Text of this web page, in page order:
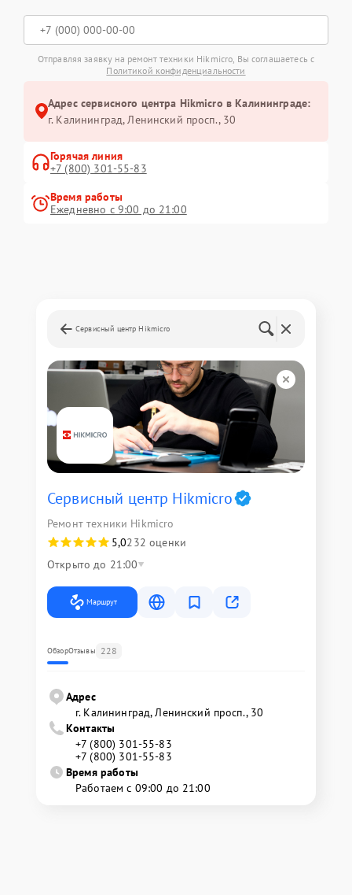
Отправляя заявку на ремонт техники Hikmicro, Вы соглашаетесь с
Политикой конфиденциальности
Адрес сервисного центра Hikmicro в Калининграде:
г. Калининград, Ленинский просп., 30
Горячая линия
+7 (800) 301-55-83
Время работы
Ежедневно с 9:00 до 21:00
Сервисный центр Hikmicro
Сервисный центр Hikmicro
Ремонт техники Hikmicro
5,0232 оценки
Открыто до 21:00
Маршрут
ОбзорОтзывы 228
Адрес
г. Калининград, Ленинский просп., 30
Контакты
+7 (800) 301-55-83
+7 (800) 301-55-83
Время работы
Работаем с 09:00 до 21:00